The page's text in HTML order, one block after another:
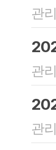
관
관
관